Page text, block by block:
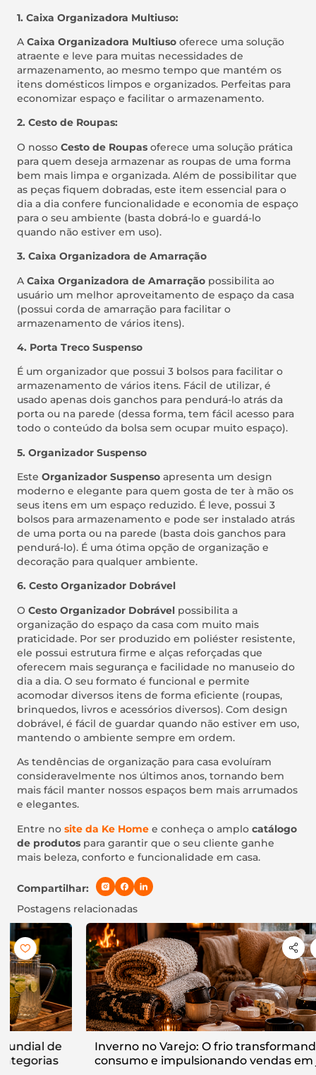
1. Caixa Organizadora Multiuso:
A Caixa Organizadora Multiuso oferece uma solução
atraente e leve para muitas necessidades de
armazenamento, ao mesmo tempo que mantém os
itens domésticos limpos e organizados. Perfeitas para
economizar espaço e facilitar o armazenamento.
2. Cesto de Roupas:
O nosso Cesto de Roupas oferece uma solução prática
para quem deseja armazenar as roupas de uma forma
bem mais limpa e organizada. Além de possibilitar que
as peças fiquem dobradas, este item essencial para o
dia a dia confere funcionalidade e economia de espaço
para o seu ambiente (basta dobrá-lo e guardá-lo
quando não estiver em uso).
3. Caixa Organizadora de Amarração
A Caixa Organizadora de Amarração possibilita ao
usuário um melhor aproveitamento de espaço da casa
(possui corda de amarração para facilitar o
armazenamento de vários itens).
4. Porta Treco Suspenso
É um organizador que possui 3 bolsos para facilitar o
armazenamento de vários itens. Fácil de utilizar, é
usado apenas dois ganchos para pendurá-lo atrás da
porta ou na parede (dessa forma, tem fácil acesso para
todo o conteúdo da bolsa sem ocupar muito espaço).
5. Organizador Suspenso
Este Organizador Suspenso apresenta um design
moderno e elegante para quem gosta de ter à mão os
seus itens em um espaço reduzido. É leve, possui 3
bolsos para armazenamento e pode ser instalado atrás
de uma porta ou na parede (basta dois ganchos para
pendurá-lo). É uma ótima opção de organização e
decoração para qualquer ambiente.
6. Cesto Organizador Dobrável
O Cesto Organizador Dobrável possibilita a
organização do espaço da casa com muito mais
praticidade. Por ser produzido em poliéster resistente,
ele possui estrutura firme e alças reforçadas que
oferecem mais segurança e facilidade no manuseio do
dia a dia. O seu formato é funcional e permite
acomodar diversos itens de forma eficiente (roupas,
brinquedos, livros e acessórios diversos). Com design
dobrável, é fácil de guardar quando não estiver em uso,
mantendo o ambiente sempre em ordem.
As tendências de organização para casa evoluíram
consideravelmente nos últimos anos, tornando bem
mais fácil manter nossos espaços bem mais arrumados
e elegantes.
Entre no site da Ke Home e conheça o amplo catálogo
de produtos para garantir que o seu cliente ganhe
mais beleza, conforto e funcionalidade em casa.
Compartilhar:
Postagens relacionadas
Inverno no Varejo: O frio transformando o
consumo e impulsionando vendas em junho